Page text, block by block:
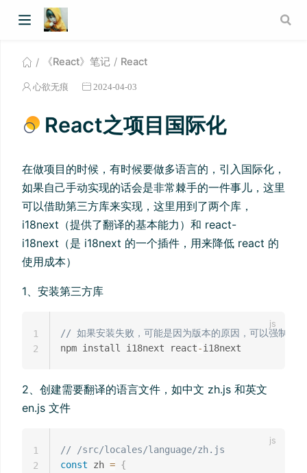
《React》笔记 React
心欲无痕 2024-04-03
React之项目国际化
在做项目的时候，有时候要做多语言的，引入国际化，
如果自己手动实现的话会是非常棘手的一件事儿，这里
可以借助第三方库来实现，这里用到了两个库，
i18next（提供了翻译的基本能力）和 react-
i18next（是 i18next 的一个插件，用来降低 react 的
使用成本）
1、安装第三方库
// 如果安装失败，可能是因为版本的原因，可以强制安
npm install i18next react-
1
2
2、创建需要翻译的语言文件，如中文 zh.js 和英文
en.js 文件
// /src/locales/language/zh.js
const zh = {
1
2